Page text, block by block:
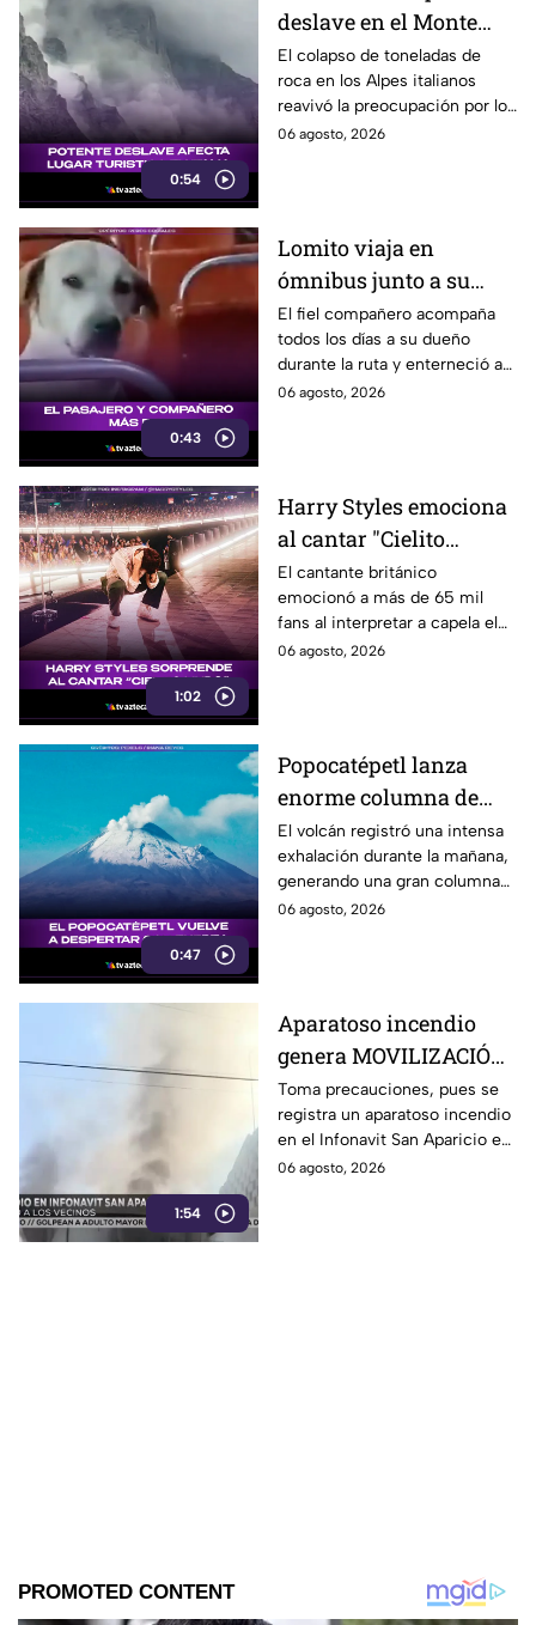
0:54
deslave en el Monte
Cervino, Italia.
El colapso de toneladas de
roca en los Alpes italianos
reavivó la preocupación por los
efectos del aumento de las
06 agosto, 2026
0:43
Lomito viaja en
ómnibus junto a su
dueño y conquista las
redes
El fiel compañero acompaña
todos los días a su dueño
durante la ruta y enterneció a
miles de usuarios con su
06 agosto, 2026
1:02
Harry Styles emociona
al cantar "Cielito
Lindo" en CDMX
El cantante británico
emocionó a más de 65 mil
fans al interpretar a capela el
tradicional tema mexicano
06 agosto, 2026
0:47
Popocatépetl lanza
enorme columna de
ceniza este 6 de agosto
El volcán registró una intensa
exhalación durante la mañana,
generando una gran columna
de ceniza visible desde
06 agosto, 2026
1:54
Aparatoso incendio
genera MOVILIZACIÓN
en el Infonavit San
Aparicio en Puebla
Toma precauciones, pues se
registra un aparatoso incendio
en el Infonavit San Aparicio en
Puebla, cerca de la autopista
06 agosto, 2026